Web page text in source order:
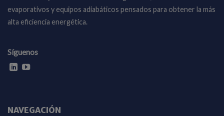
NAVEGACIÓN
evaporativos y equipos adiabáticos pensados para obtener la más
alta eficiencia energética.
Síguenos